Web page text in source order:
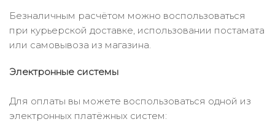
Безналичным расчётом можно воспользоваться
при курьерской доставке, использовании постамата
или самовывоза из магазина.
Электронные системы
Для оплаты вы можете воспользоваться одной из
электронных платёжных систем: